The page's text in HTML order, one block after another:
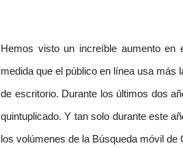
Hemos visto un increíble aumento en
medida que el público en línea usa más
de escritorio. Durante los últimos dos
quintuplicado. Y tan solo durante este
los volúmenes de la Búsqueda móvil de